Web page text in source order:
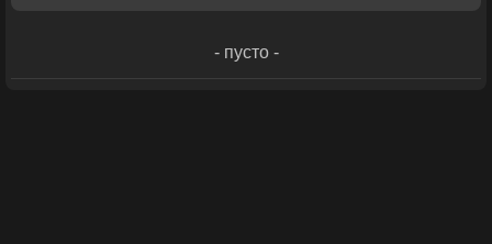
- пусто -